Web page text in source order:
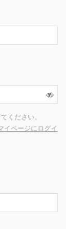
ください。
イページにログイ